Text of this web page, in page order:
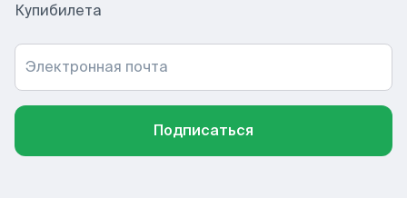
Купибилета
Электронная почта
Подписаться